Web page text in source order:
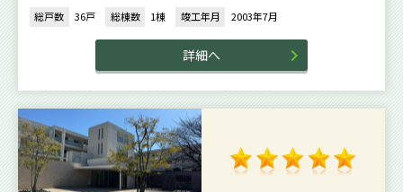
総戸数 36戸 総棟数 1棟 竣工年月 2003年7月
詳細へ